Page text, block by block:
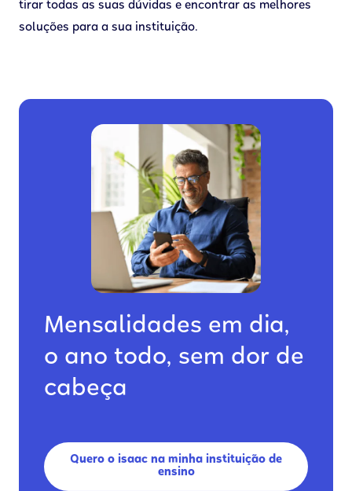
tirar todas as suas dúvidas e encontrar as melhores
soluções para a sua instituição.
Mensalidades em dia,
o ano todo, sem dor de
cabeça
Quero o isaac na minha instituição de
ensino